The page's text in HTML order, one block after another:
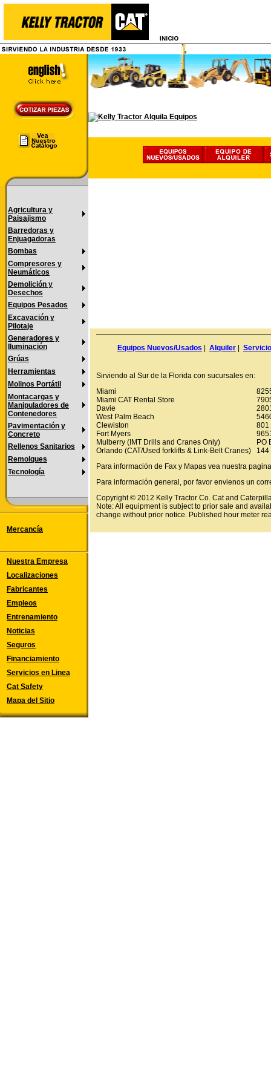
Agricultura y
Paisajismo
Barredoras y
Enjuagadoras
Bombas
Compresores y
Neumáticos
Demolición y
Desechos
Equipos Pesados
Excavación y
Pilotaje
Generadores y
Iluminación
Grúas
Herramientas
Molinos Portátil
Montacargas y
Manipuladores de
Contenedores
Pavimentación y
Concreto
Rellenos Sanitarios
Remolques
Tecnología
Mercancía
Nuestra Empresa
Localizaciones
Fabricantes
Empleos
Entrenamiento
Noticias
Seguros
Financiamiento
Servicios en Linea
Cat Safety
Mapa del Sitio
Equipos Nuevos/Usados Alquiler Servicio
Sirviendo al Sur de la Florida con sucursales en:
Miami
Miami CAT Rental Store
Davie
West Palm Beach
Clewiston
801
Fort Myers
Mulberry (IMT Drills and Cranes Only)
PO
Orlando (CAT/Used forklifts & Link-Belt Cranes)
144
Para información de Fax y Mapas vea nuestra
Para información general, por favor envienos un
Copyright © 2012 Kelly Tractor Co. Cat and
Note: All equipment is subject to prior sale and
change without prior notice. Published hour meter